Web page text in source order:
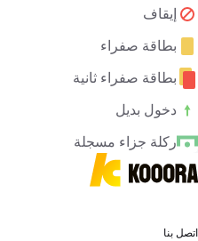
إيقاف
بطاقة صفراء
بطاقة صفراء ثانية
دخول بديل
ركلة جزاء مسجلة
اتصل بنا